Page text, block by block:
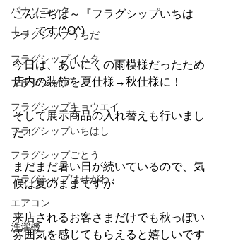
パナソニック
フラグシップうちだ
フラグシップイムタ
フラグシップ
フラグシップキョウエイ
フラグシップいちはし
フラグシップごとう
フラグシップはせがわ
エアコン
洗濯機
こんにちは～『フラグシップいちは
し』です(^O^)
今日は、あいにくの雨模様だったため
店内の装飾を夏仕様→秋仕様に！
そして展示商品の入れ替えも行いまし
た！
まだまだ暑い日が続いているので、気
候は夏のままですが
来店されるお客さまだけでも秋っぽい
雰囲気を感じてもらえると嬉しいです